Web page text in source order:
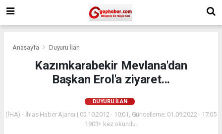
Anasayfa Duyuru İlan
Kazımkarabekir Mevlana'dan
Başkan Erol'a ziyaret...
DUYURU İLAN
(İHA) - İhlas Haber Ajansı | 05.10.2012 - 10:01, Güncelleme: 01.09.2022 - 17:05
1903+ kez okundu.